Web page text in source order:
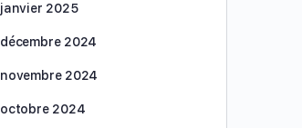
janvier 2025
décembre 2024
novembre 2024
octobre 2024